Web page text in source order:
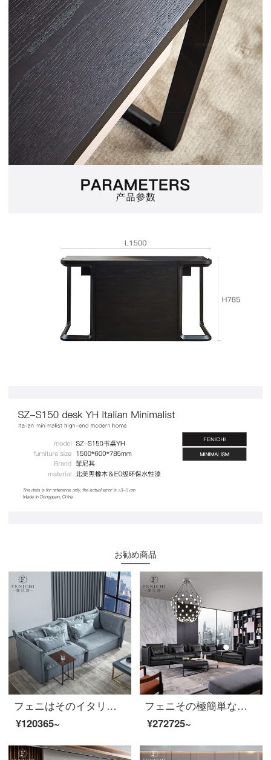
お勧め商品
フェニはそのイタリア式の極簡単な砂の布芸のソファーをつぶして3,4人の小型の家型のアイデアのデザイナーの北欧の近代的な客間の家具の4人のFirenzeイタリア式を極めて簡単です。
¥120365~
フェニその極簡単な本革のソファーヘッド層の牛皮北欧の軽い豪華客間ソファセット黒いL型客間別荘家具ソファ【4人位】
¥272725~